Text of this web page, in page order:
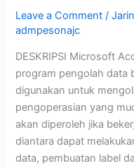
Leave a Comment /
admpesonajc
DESKRIPSI Microsoft
program pengolah data
digunakan untuk
pengoperasian yang
akan diperoleh jika
diantara dapat
data, pembuatan label